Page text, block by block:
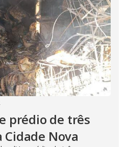
prédio de três
Nova